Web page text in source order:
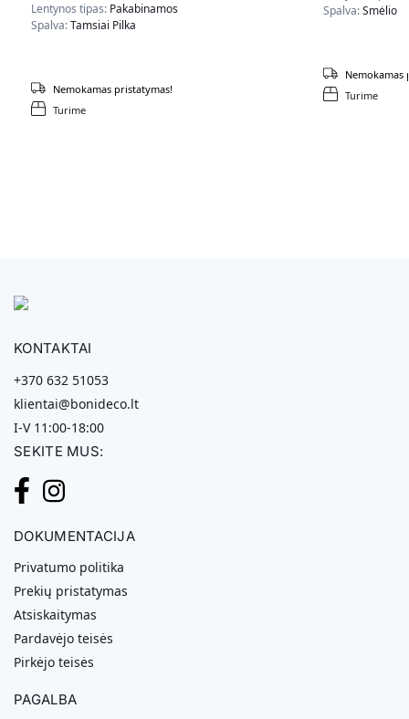
Lentynos tipas: Pakabinamos
Spalva:Tamsiai Pilka
Turime
Nemokamas pristatymas!
Spalva:Smėlio
Turime
Nemokamas
KONTAKTAI
+370 632 51053
klientai@bonideco.lt
I-V 11:00-18:00
SEKITE MUS:
DOKUMENTACIJA
Privatumo politika
Prekių pristatymas
Atsiskaitymas
Pardavėjo teisės
Pirkėjo teisės
PAGALBA